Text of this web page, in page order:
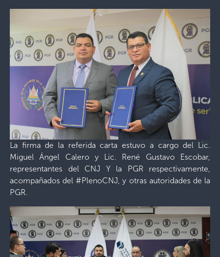
La firma de la referida carta estuvo a cargo del Lic.
Miguel Ángel Calero y Lic. René Gustavo Escobar,
representantes del CNJ Y la PGR respectivamente,
acompañados del #PlenoCNJ, y otras autoridades de la
PGR.